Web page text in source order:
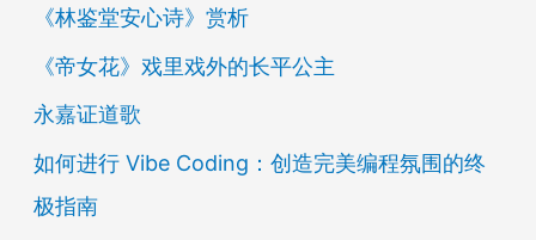
《林鉴堂安心诗》赏析
《帝女花》戏里戏外的长平公主
永嘉证道歌
如何进行 Vibe Coding：创造完美编程氛围的终
极指南